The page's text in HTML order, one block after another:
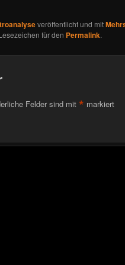
veröffentlicht und mit
für den Permalink.
Felder sind mit * markiert